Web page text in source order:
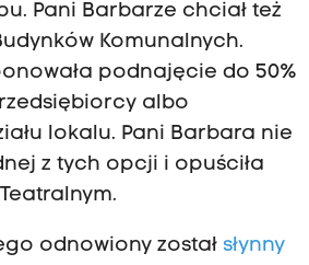
Pani Barbarze chciał też
Komunalnych.
podnajęcie do 50%
albo
lokalu. Pani Barbara nie
z tych opcji i opuściła
odnowiony został słynny